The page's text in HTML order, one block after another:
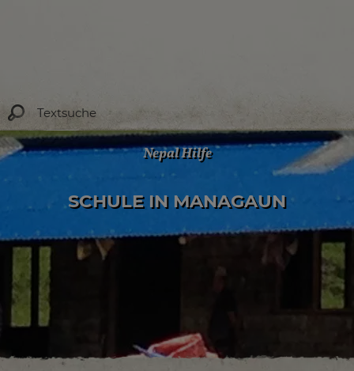
Nepal Hilfe
SCHULE IN MANAGAUN